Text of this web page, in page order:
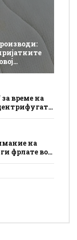
време на
на
фрлате во